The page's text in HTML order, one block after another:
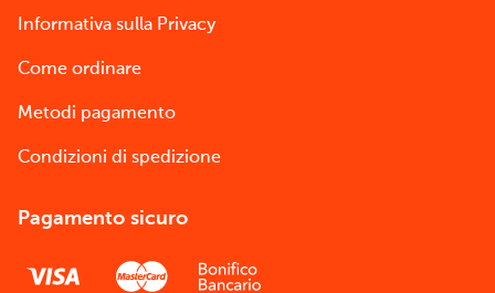
Informativa sulla Privacy
Come ordinare
Metodi pagamento
Condizioni di spedizione
Pagamento sicuro